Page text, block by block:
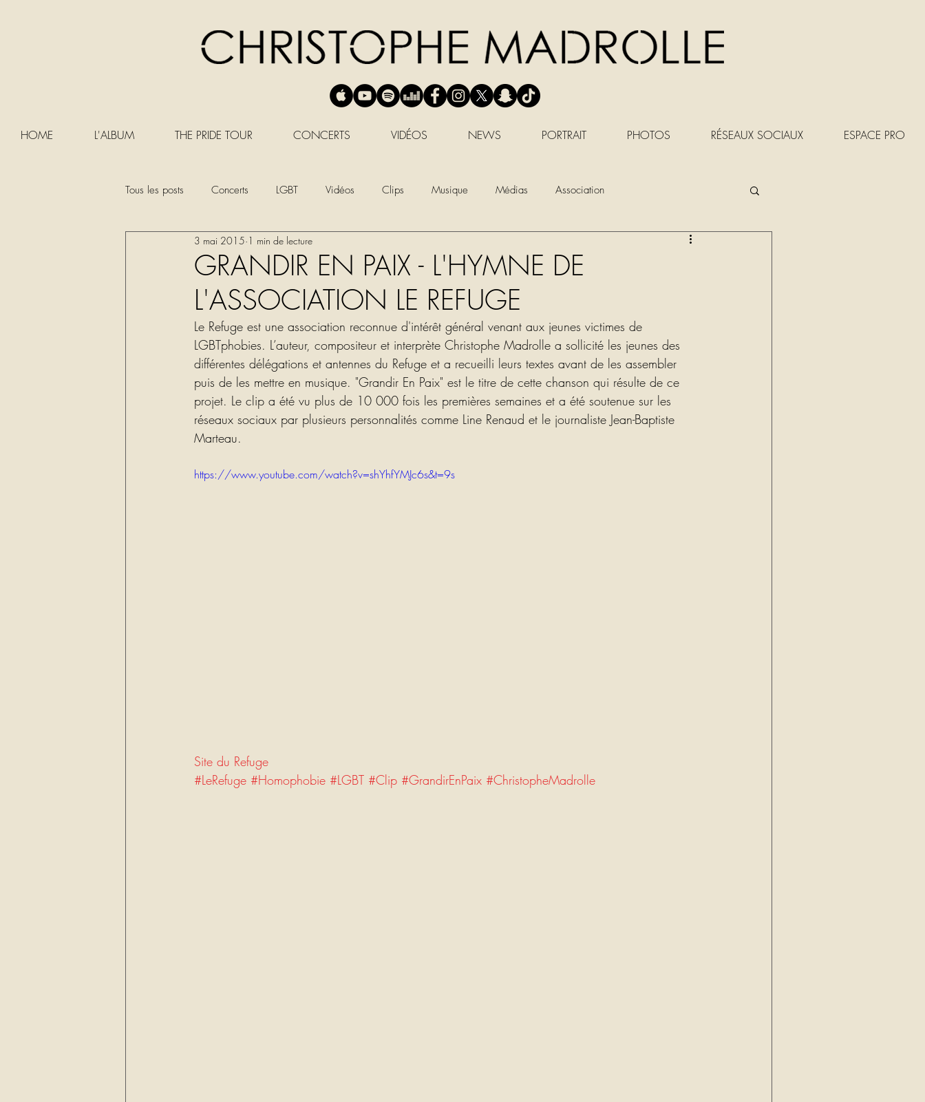
HOME L'ALBUM THE PRIDE TOUR CONCERTS VIDÉOS NEWS PORTRAIT PHOTOS RÉSEAUX SOCIAUX ESPACE PRO
Tous les posts Concerts LGBT Vidéos Clips Musique Médias Association
GRANDIR EN PAIX - L'HYMNE DE
L'ASSOCIATION LE REFUGE
3 mai 2015 1 min de lecture
Le Refuge est une association reconnue d'intérêt général venant aux jeunes victimes de
LGBTphobies. L’auteur, compositeur et interprète Christophe Madrolle a sollicité les jeunes des
différentes délégations et antennes du Refuge et a recueilli leurs textes avant de les assembler
puis de les mettre en musique. "Grandir En Paix" est le titre de cette chanson qui résulte de ce
projet. Le clip a été vu plus de 10 000 fois les premières semaines et a été soutenue sur les
réseaux sociaux par plusieurs personnalités comme Line Renaud et le journaliste Jean-Baptiste
Marteau.
https://www.youtube.com/watch?v=shYhfYMJc6s&t=9s
Site du Refuge
#LeRefuge #Homophobie #LGBT #Clip #GrandirEnPaix #ChristopheMadrolle